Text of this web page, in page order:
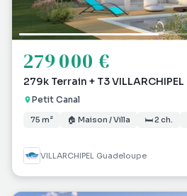
279 000 €
279k Terrain + T3 VILLARCHIPEL
Petit Canal
75 m² 🏠 Maison / Villa 🛏 2 ch.
VILLARCHIPEL Guadeloupe